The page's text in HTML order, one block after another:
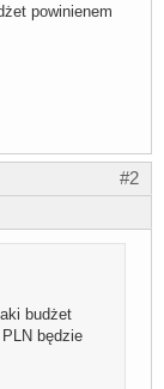
powinienem
#2
budżet
będzie